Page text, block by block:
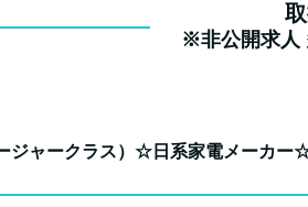
※非公開求人
ジャークラス）☆日系家電メーカー